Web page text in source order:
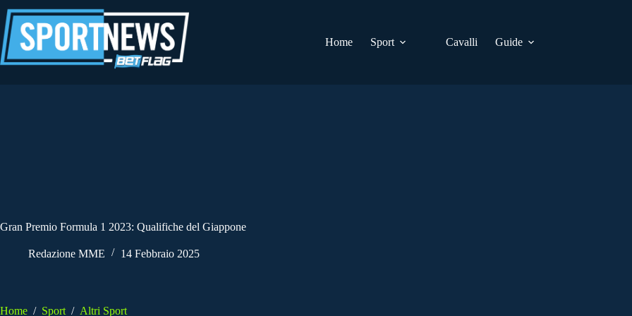
al
contenuto
Home
Sport Cavalli Guide
Gran Premio Formula 1 2023: Qualifiche del Giappone
Redazione MME 14 Febbraio 2025
Home / Sport / Altri Sport